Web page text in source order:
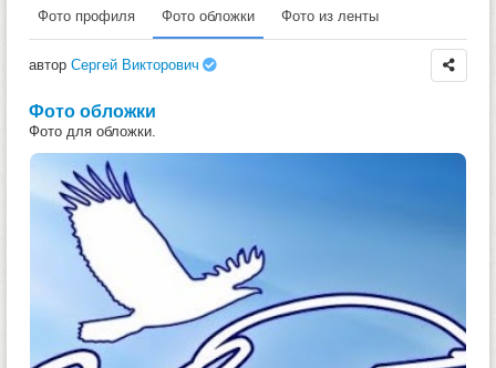
Фото профиля Фото обложки Фото из ленты
автор Сергей Викторович
Фото обложки
Фото для обложки.